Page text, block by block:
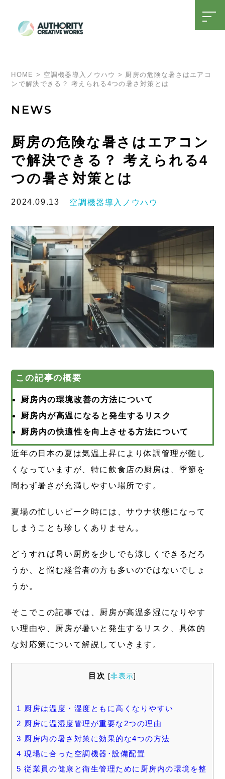
t
g
v
HOME > 空調機器導入ノウハウ > 厨房の危険な暑さはエアコ
ンで解決できる？ 考えられる4つの暑さ対策とは
NEWS
厨房の危険な暑さはエアコン
で解決できる？ 考えられる4
つの暑さ対策とは
2024.09.13 空調機器導入ノウハウ
この記事の概要
厨房内の環境改善の方法について
厨房内が高温になると発生するリスク
厨房内の快適性を向上させる方法について
近年の日本の夏は気温上昇により体調管理が難し
くなっていますが、特に飲食店の厨房は、季節を
問わず暑さが充満しやすい場所です。
夏場の忙しいピーク時には、サウナ状態になって
しまうことも珍しくありません。
どうすれば暑い厨房を少しでも涼しくできるだろ
うか、と悩む経営者の方も多いのではないでしょ
うか。
そこでこの記事では、厨房が高温多湿になりやす
い理由や、厨房が暑いと発生するリスク、具体的
な対応策について解説していきます。
目次 [非表示]
1 厨房は温度・湿度ともに高くなりやすい
2 厨房に温湿度管理が重要な2つの理由
3 厨房内の暑さ対策に効果的な4つの方法
4 現場に合った空調機器･設備配置
5 従業員の健康と衛生管理ために厨房内の環境を整